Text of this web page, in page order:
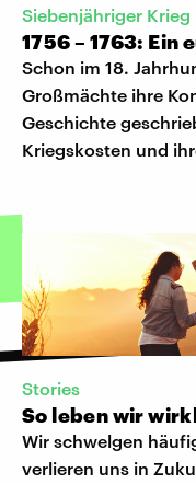
Siebenjähriger Krieg
1756 – 1763:
Schon im 18.
Großmächte ihre
Geschichte
Kriegskosten und
Stories
So leben wir
Wir schwelgen
verlieren uns in